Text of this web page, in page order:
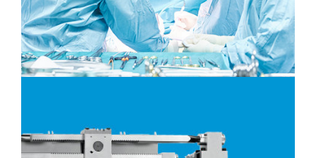
Das Evangelische Diakoniekrankenhaus